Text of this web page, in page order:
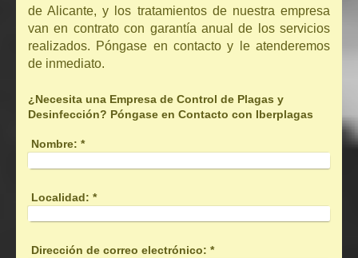
de Alicante, y los tratamientos de nuestra empresa
van en contrato con garantía anual de los servicios
realizados. Póngase en contacto y le atenderemos
de inmediato.
¿Necesita una Empresa de Control de Plagas y
Desinfección? Póngase en Contacto con Iberplagas
Nombre: *
Localidad: *
Dirección de correo electrónico: *